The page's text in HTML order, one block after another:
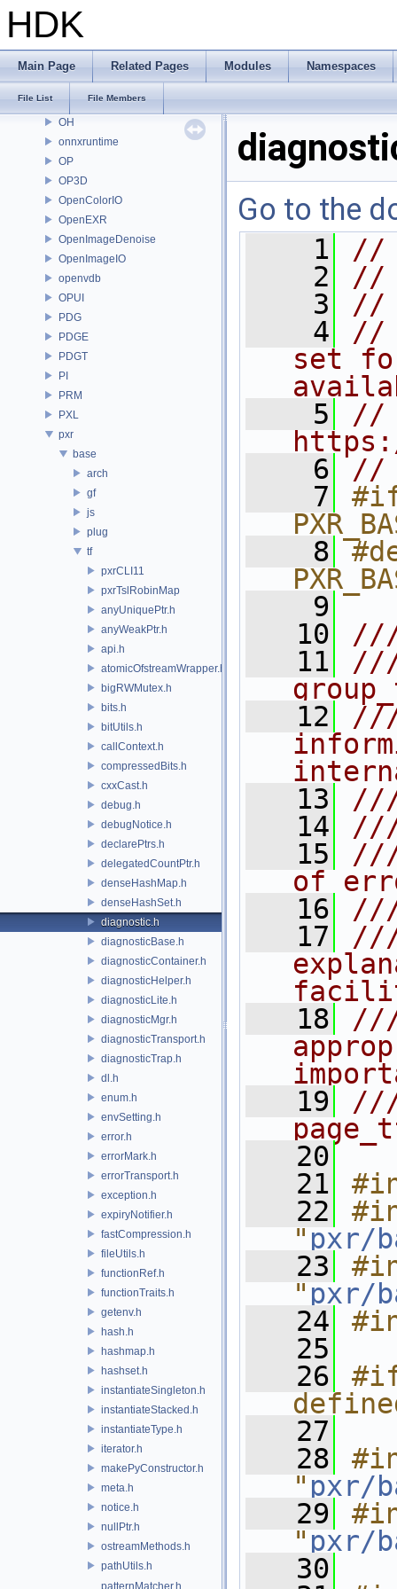
HDK
Main Page Related Pages Modules Namespaces
File List File Members
MOT
nanovdb
NET
OH
onnxruntime
OP
OP3D
OpenColorIO
OpenEXR
OpenImageDenoise
OpenImageIO
openvdb
OPUI
PDG
PDGE
PDGT
PI
PRM
PXL
pxr
base
arch
gf
js
plug
tf
pxrCLI11
pxrTslRobinMap
anyUniquePtr.h
anyWeakPtr.h
api.h
atomicOfstreamWrapper.h
bigRWMutex.h
bits.h
bitUtils.h
callContext.h
compressedBits.h
cxxCast.h
debug.h
debugNotice.h
declarePtrs.h
delegatedCountPtr.h
denseHashMap.h
denseHashSet.h
diagnostic.h
diagnosticBase.h
diagnosticContainer.h
diagnosticHelper.h
diagnosticLite.h
diagnosticMgr.h
diagnosticTransport.h
diagnosticTrap.h
dl.h
enum.h
envSetting.h
error.h
errorMark.h
errorTransport.h
exception.h
expiryNotifier.h
fastCompression.h
fileUtils.h
functionRef.h
functionTraits.h
getenv.h
hash.h
hashmap.h
hashset.h
instantiateSingleton.h
instantiateStacked.h
instantiateType.h
iterator.h
makePyConstructor.h
meta.h
notice.h
nullPtr.h
ostreamMethods.h
pathUtils.h
patternMatcher.h
Go to the
    1
//
    2
//
    3
//
    4
//
set
    5
//
    6
//
    7
    8
    9
   10
   11
///
   12
   13
///
   14
   15
///
of
   16
   17
///
   18
   19
   20
   21
   22
" pxr/
   23
" pxr/
   24
   25
   26
   27
   28
" pxr/
   29
" pxr/
   30